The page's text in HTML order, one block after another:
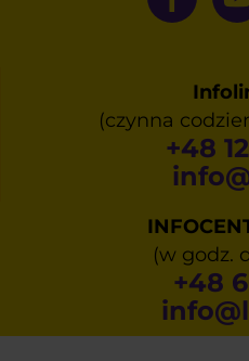
(czynna
+48
(w godz.
+48